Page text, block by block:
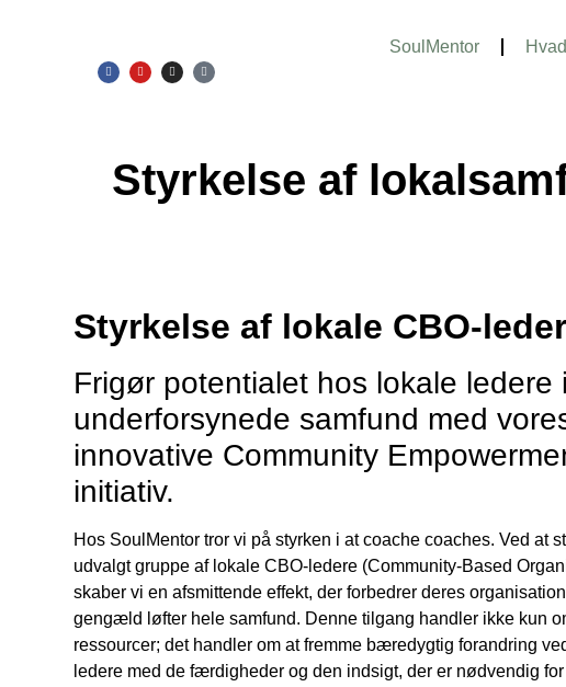
SoulMentor
Styrkelse af
Styrkelse af lokale CBO-
Frigør potentialet hos lokale ledere i
underforsynede samfund med
innovative Community
initiativ.
Hos SoulMentor tror vi på styrken i at coache coaches. Ved at
udvalgt gruppe af lokale CBO-ledere (Community-Based
skaber vi en afsmittende effekt, der forbedrer deres
gengæld løfter hele samfund. Denne tilgang handler ikke kun
ressourcer; det handler om at fremme bæredygtig forandring
ledere med de færdigheder og den indsigt, der er nødvendig